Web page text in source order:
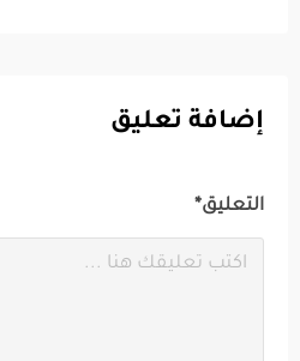
إضافة تعليق
التعليق*